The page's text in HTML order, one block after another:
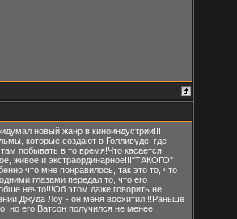
новый жанр в киноиндустрии!!!
которые создают в Голливуде, где
побывать в то время!Что касается
живое и экстраординарное!!!"ТАКОГО"
что мне понравилось, так это то, что
глазами передал то, что его
нечто!!!Об этом даже говорить не
Джуда Лоу - он меня восхитил!!!Раньше
но его Ватсон получился не менее